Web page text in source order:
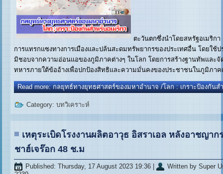
ตะวันตกซึ่งนำโดยสหรัฐอเมริกา
การแทรกแซงทางการเมืองและปล้นสะดมทรัพยากรของประเทศอื่น โดยใช้
มิชอบจากความอ่อนแอของภูมิภาคต่างๆ ในโลก โดยการสร้างฐานทัพและจั
ทหารภายใต้ข้ออ้างเพื่อปกป้องสิทธิและความมั่นคงของประชาชนในภูมิภาค
Read more: กลยุทธ์ทางยุทธศาสตร์ของมหาอำนาจ /โลก : เกราะป้องกันส
Category:บทวิเคราะห์
เหตุระเบิดโรงงานผลิตอาวุธ อิสราเอล หลังอาชญาก
ชาฮ์เจร๊อก 48 ช.ม
Published: Thursday, 17 August 2023 19:36 |
Written by Super